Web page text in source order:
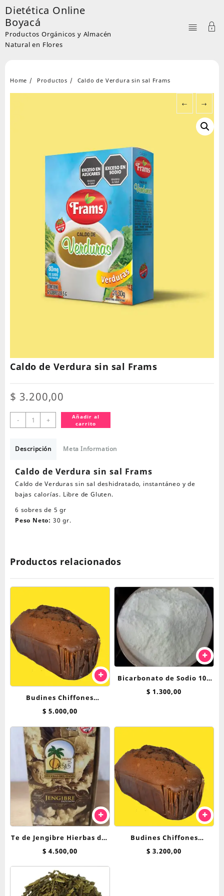
Skip
to
content
Dietética Online
Boyacá
Productos Orgánicos y Almacén
Natural en Flores
Home Productos Caldo de Verdura sin sal Frams
← →
Caldo de Verdura sin sal Frams
$ 3.200,00
-
Caldo
de
sin
Frams
cantidad
+
Añadir al
carrito
Descripción Meta Information
Caldo de Verdura sin sal Frams
Caldo de Verduras sin sal deshidratado, instantáneo y de
bajas calorías. Libre de Gluten.
6 sobres de 5 gr
Peso Neto: 30 gr.
Productos relacionados
Budines Chiffones
Breadnet
$ 5.000,00
Bicarbonato de Sodio 100
grs
$ 1.300,00
Te de Jengibre Hierbas del
Oasis saquitos
$ 4.500,00
Budines Chiffones
Breadnet 250 Grs
$ 3.200,00